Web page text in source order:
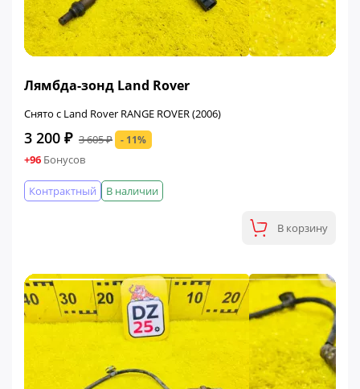
Лямбда-зонд Land Rover
Снято с Land Rover RANGE ROVER (2006)
3 200 ₽ 3 605 ₽ - 11%
+96 Бонусов
В наличии
Контрактный
В корзину